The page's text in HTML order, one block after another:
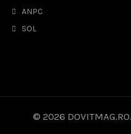
ANPC
SOL
© 2026 DOVITMAG.RO